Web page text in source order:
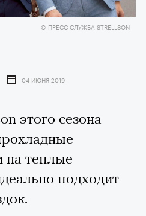
© ПРЕСС-СЛУЖБА STRELLSON
04 ИЮНЯ 2019
этого сезона
на теплые
подходит